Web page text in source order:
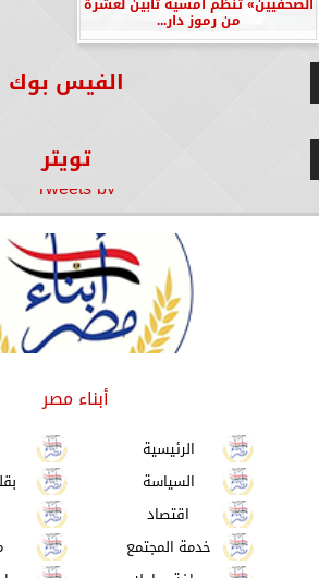
من رموز دار...
الفيس بوك
تويتر
Tweets by
أبناء مصر
الرئيسية
السياسة
اقتصاد
خدمة المجتمع